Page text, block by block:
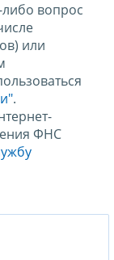
вопрос
или
.
ФНС